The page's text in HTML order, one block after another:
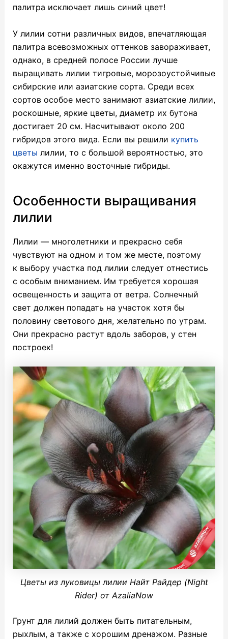
палитра исключает лишь синий цвет!
У лилии сотни различных видов, впечатляющая
палитра всевозможных оттенков завораживает,
однако, в средней полосе России лучше
выращивать лилии тигровые, морозоустойчивые
сибирские или азиатские сорта. Среди всех
сортов особое место занимают азиатские лилии,
роскошные, яркие цветы, диаметр их бутона
достигает 20 см. Насчитывают около 200
гибридов этого вида. Если вы решили купить
цветы лилии, то с большой вероятностью, это
окажутся именно восточные гибриды.
Особенности выращивания
лилии
Лилии — многолетники и прекрасно себя
чувствуют на одном и том же месте, поэтому
к выбору участка под лилии следует отнестись
с особым вниманием. Им требуется хорошая
освещенность и защита от ветра. Солнечный
свет должен попадать на участок хотя бы
половину светового дня, желательно по утрам.
Они прекрасно растут вдоль заборов, у стен
построек!
Цветы из луковицы лилии Найт Райдер (Night
Rider) от AzaliaNow
Грунт для лилий должен быть питательным,
рыхлым, а также с хорошим дренажом. Разные